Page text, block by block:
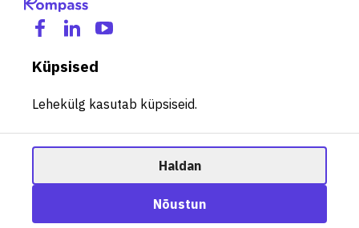
Ametisoovitaja
Küpsised
Lehekülg kasutab küpsiseid.
Haldan
Nõustun